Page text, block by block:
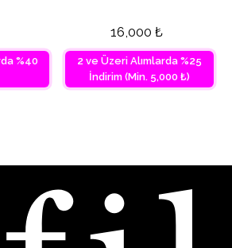
%40
16,000 ₺
2 ve Üzeri Alımlarda %25
İndirim (Min. 5,000 ₺)